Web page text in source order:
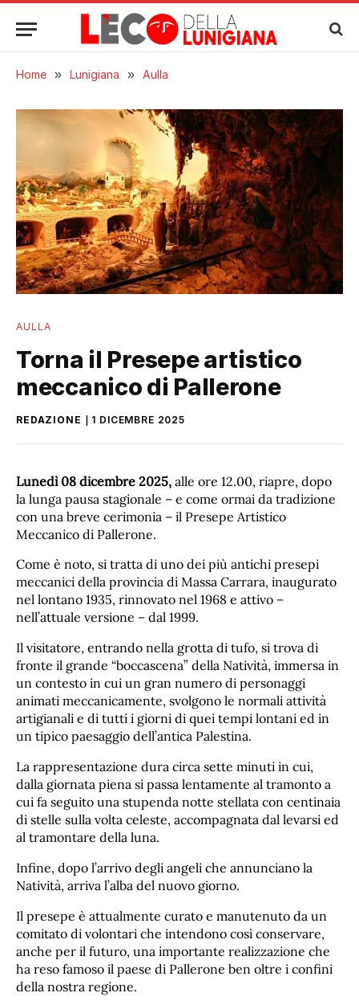
Home » Lunigiana » Aulla
AULLA
Torna il Presepe artistico
meccanico di Pallerone
REDAZIONE 1 DICEMBRE 2025
Lunedì 08 dicembre 2025, alle ore 12.00, riapre, dopo
la lunga pausa stagionale – e come ormai da tradizione
con una breve cerimonia – il Presepe Artistico
Meccanico di Pallerone.
Come è noto, si tratta di uno dei più antichi presepi
meccanici della provincia di Massa Carrara, inaugurato
nel lontano 1935, rinnovato nel 1968 e attivo –
nell’attuale versione – dal 1999.
Il visitatore, entrando nella grotta di tufo, si trova di
fronte il grande “boccascena” della Natività, immersa in
un contesto in cui un gran numero di personaggi
animati meccanicamente, svolgono le normali attività
artigianali e di tutti i giorni di quei tempi lontani ed in
un tipico paesaggio dell’antica Palestina.
La rappresentazione dura circa sette minuti in cui,
dalla giornata piena si passa lentamente al tramonto a
cui fa seguito una stupenda notte stellata con centinaia
di stelle sulla volta celeste, accompagnata dal levarsi ed
al tramontare della luna.
Infine, dopo l’arrivo degli angeli che annunciano la
Natività, arriva l’alba del nuovo giorno.
Il presepe è attualmente curato e manutenuto da un
comitato di volontari che intendono così conservare,
anche per il futuro, una importante realizzazione che
ha reso famoso il paese di Pallerone ben oltre i confini
della nostra regione.